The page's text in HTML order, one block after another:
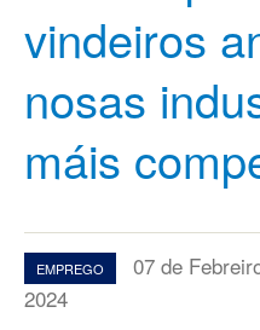
vindeiros
nosas
máis
EMPREGO
07 de
2024